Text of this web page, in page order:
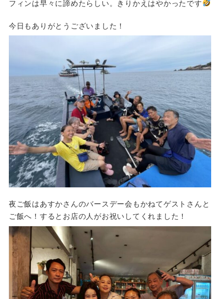
フィンは早々に諦めたらしい。きりかえはやかったです
今日もありがとうございました！
夜ご飯はあすかさんのバースデー会もかねてゲストさんと
ご飯へ！するとお店の人がお祝いしてくれました！